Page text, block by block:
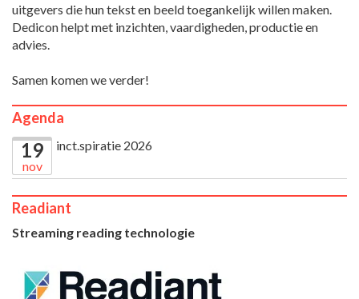
uitgevers die hun tekst en beeld toegankelijk willen maken.
Dedicon helpt met inzichten, vaardigheden, productie en
advies.
Samen komen we verder!
Agenda
19
nov
inct.spiratie 2026
Readiant
Streaming reading technologie